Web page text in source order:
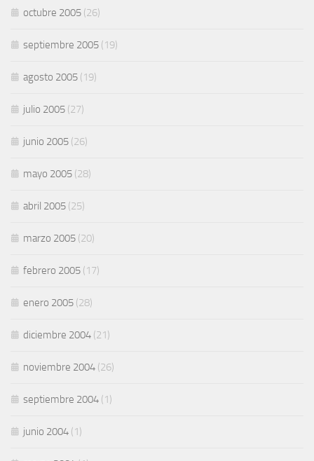
octubre 2005 (26)
septiembre 2005 (19)
agosto 2005 (19)
julio 2005 (27)
junio 2005 (26)
mayo 2005 (28)
abril 2005 (25)
marzo 2005 (20)
febrero 2005 (17)
enero 2005 (28)
diciembre 2004 (21)
noviembre 2004 (26)
septiembre 2004 (1)
junio 2004 (1)